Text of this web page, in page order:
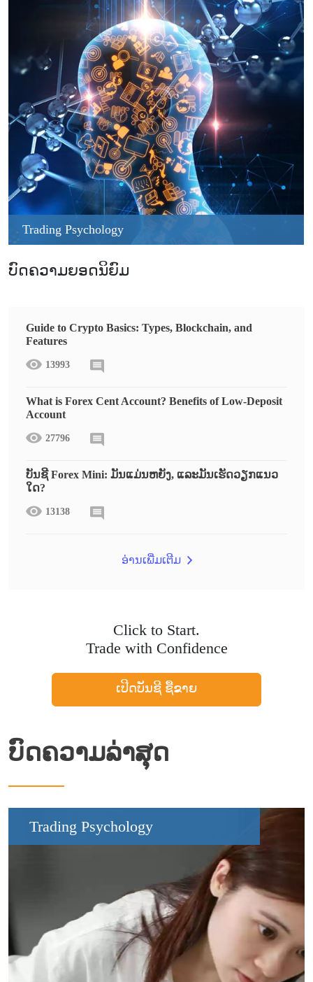
Trading Psychology
ບົດຄວາມຍອດນິຍົມ
Guide to Crypto Basics: Types, Blockchain, and
Features
13993
What is Forex Cent Account? Benefits of Low-Deposit
Account
27796
ບັນຊີ Forex Mini: ມັນແມ່ນຫຍັງ, ແລະມັນເຮັດວຽກແນວ
ໃດ?
13138
ອ່ານເພີ່ມເຕີມ
Click to Start.
Trade with Confidence
ເປີດບັນຊີ ຊື້ຂາຍ
ບົດຄວາມລ່າສຸດ
Trading Psychology